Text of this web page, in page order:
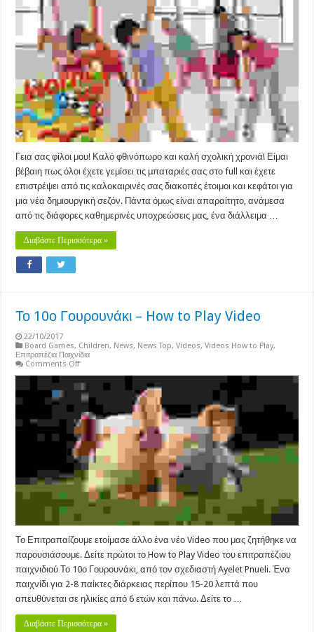
ΕΡΓΟΘΕΡΑΠΕΙΑ:
Σκουληκοδρομίες
Γεια σας φίλοι μου! Καλό φθινόπωρο και καλή σχολική χρονιά! Είμαι
βέβαιη πως όλοι έχετε γεμίσει τις μπαταριές σας στο full και έχετε
επιστρέψει από τις καλοκαιρινές σας διακοπές έτοιμοι και κεφάτοι για
μια νέα δημιουργική σεζόν. Πάντα όμως είναι απαραίτητο, ανάμεσα
από τις διάφορες καθημερινές υποχρεώσεις μας, ένα διάλλειμα …
Διαβάστε Περισσότερα »
Το 10ο Γουρουνάκι – How to Play Video
22/10/2017
Board Games, Children, News, News Top,Videos,Videos How to Play,
Επιτραπέζια Παιχνίδια
Comments Offon
10ο
Γουρουνάκι
–
to
Play
Video
Το Επιτραπαίζουμε ετοίμασε άλλο ένα νέο Video που μας ζητήθηκε να
παρουσιάσουμε. Δείτε πρώτοι το How to Play Video του επιτραπέζιου
παιχνιδιού Το 10ο Γουρουνάκι, από τον σχεδιαστή Ayelet Pnueli. Ένα
παιχνίδι για 2-8 παίκτες διάρκειας περίπου 15-20 λεπτά που
απευθύνεται σε ηλικίες από 6 ετών και πάνω. Δείτε το …
Διαβάστε Περισσότερα »